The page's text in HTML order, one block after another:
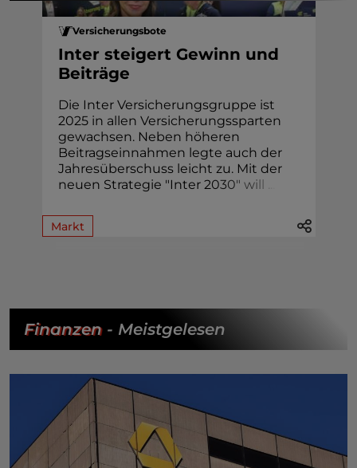
Versicherungsbote
Inter steigert Gewinn und
Beiträge
Die Inter Versicherungsgruppe ist
2025 in allen Versicherungssparten
gewachsen. Neben höheren
Beitragseinnahmen legte auch der
Jahresüberschuss leicht zu. Mit der
neuen Strategie "Inter 2030" will
Markt
Finanzen- Meistgelesen